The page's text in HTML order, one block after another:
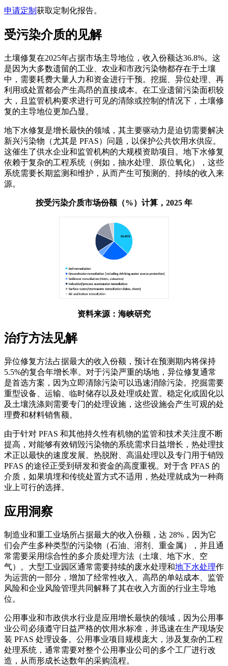
申请定制 获取定制化报告。
受污染介质的见解
土壤修复在2025年占据市场主导地位，收入份额达36.8%。这
是因为大多数遗留的工业、农业和市政污染物都存在于土壤
中，需要耗费大量人力和资金进行干预。挖掘、异位处理、再
利用或处置都会产生高昂的直接成本。在工业遗留污染面积较
大，且监管机构要求进行可见的清除或控制的情况下，土壤修
复的主导地位更加凸显。
地下水修复是增长最快的领域，其主要驱动力是迫切需要解决
新兴污染物（尤其是 PFAS）问题，以保护公共饮用水供应。
这催生了供水企业和监管机构的大规模资助项目。地下水修复
依赖于复杂的工程系统（例如，抽水处理、原位氧化），这些
系统需要长期监测和维护，从而产生可预测的、持续的收入来
源。
按受污染介质市场份额（%）计算，2025 年
资料来源：海峡研究
治疗方法见解
异位修复方法占据最大的收入份额，预计在预测期内将保持
5.5%的复合年增长率。对于污染严重的场地，异位修复通常
是首选方案，因为立即清除污染可以迅速消除污染。挖掘需要
重型设备、运输、临时储存以及处理或处置。稳定化或固化以
及土壤洗涤则需要专门的处理设施，这些设施会产生可观的处
理费和材料销售额。
由于针对 PFAS 和其他持久性有机物的监管和技术关注度不断
提高，对能够有效销毁污染物的系统需求日益增长，热处理技
术正以最快的速度发展。热脱附、高温处理以及专门用于销毁
PFAS 的途径正受到研发和资金的高度重视。对于含 PFAS 的
介质，如果填埋和传统处置方式不适用，热处理就成为一种商
业上可行的选择。
应用洞察
制造业和重工业场所占据最大的收入份额，达 28%，因为它
们会产生多种类型的污染物（石油、溶剂、重金属），并且通
常需要采用综合性的多介质处理方法（土壤、地下水、空
气）。大型工业园区通常需要持续的废水处理和地下水处理作
为运营的一部分，增加了经常性收入。高昂的单站成本、监管
风险和企业风险管理共同解释了其在收入方面的行业主导地
位。
公用事业和市政供水行业是应用增长最快的领域，因为公用事
业公司必须遵守日益严格的饮用水标准，并迅速在生产现场安
装 PFAS 处理设备。公用事业项目规模庞大，涉及复杂的工程
处理系统，通常需要对整个公用事业公司的多个工厂进行改
造，从而形成长达数年的采购流程。